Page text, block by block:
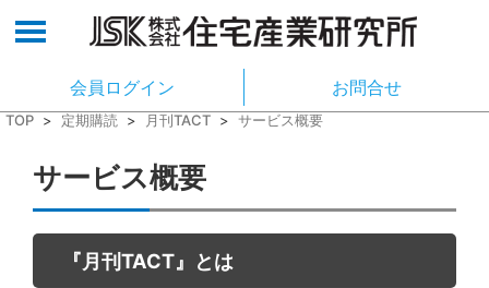
会員ログイン お問合せ
TOP > 定期購読 > 月刊TACT > サービス概要
サービス概要
『月刊TACT』とは